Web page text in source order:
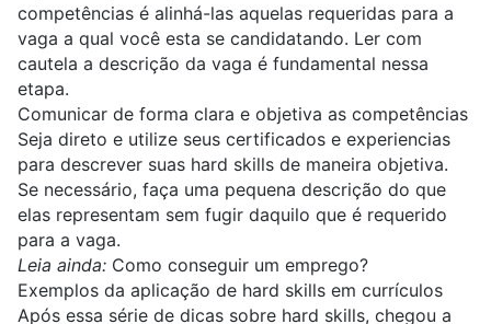
competências é alinhá-las aquelas requeridas para a
vaga a qual você esta se candidatando. Ler com
cautela a descrição da vaga é fundamental nessa
etapa.
Comunicar de forma clara e objetiva as competências
Seja direto e utilize seus certificados e experiencias
para descrever suas hard skills de maneira objetiva.
Se necessário, faça uma pequena descrição do que
elas representam sem fugir daquilo que é requerido
para a vaga.
Leia ainda: Como conseguir um emprego?
Exemplos da aplicação de hard skills em currículos
Após essa série de dicas sobre hard skills, chegou a